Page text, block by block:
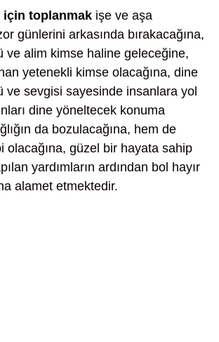
için toplanmak işe ve aşa
günlerini arkasında bırakacağına,
ve alim kimse haline geleceğine,
yetenekli kimse olacağına, dine
ve sevgisi sayesinde insanlara yol
dine yöneltecek konuma
da bozulacağına, hem de
olacağına, güzel bir hayata sahip
yardımların ardından bol hayır
alamet etmektedir.